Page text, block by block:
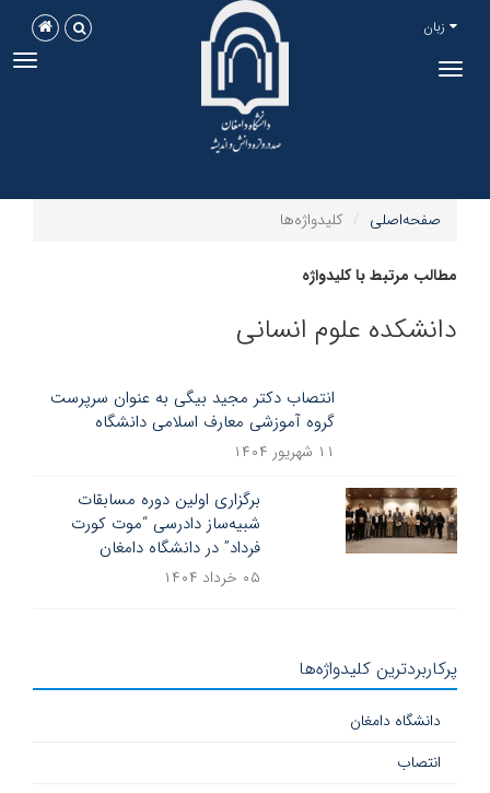
Toggle
زبان
صفحه‌اصلی کلیدواژه‌ها
مطالب مرتبط با کلیدواژه
دانشکده علوم انسانی
انتصاب دکتر مجید بیگی به عنوان سرپرست
گروه آموزشی معارف اسلامی دانشگاه
۱۱ شهریور ۱۴۰۴
برگزاری اولین دوره مسابقات
شبیه‌ساز دادرسی “موت کورت
فرداد” در دانشگاه دامغان
۰۵ خرداد ۱۴۰۴
پرکاربردترین کلیدواژه‌ها
دانشگاه دامغان
انتصاب